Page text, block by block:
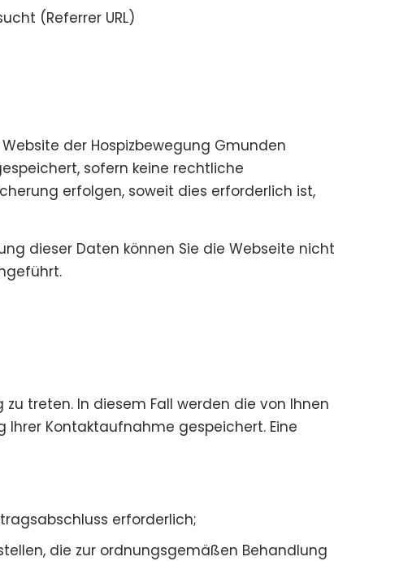
(Referrer URL)
der Hospizbewegung Gmunden
sofern keine rechtliche
erfolgen, soweit dies erforderlich ist,
dieser Daten können Sie die Webseite nicht
treten. In diesem Fall werden die von Ihnen
Kontaktaufnahme gespeichert. Eine
erforderlich;
die zur ordnungsgemäßen Behandlung